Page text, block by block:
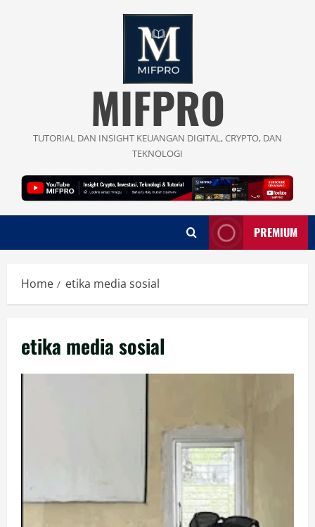
MIFPRO
TUTORIAL DAN INSIGHT KEUANGAN DIGITAL, CRYPTO, DAN
TEKNOLOGI
PREMIUM
Home etika media sosial
etika media sosial